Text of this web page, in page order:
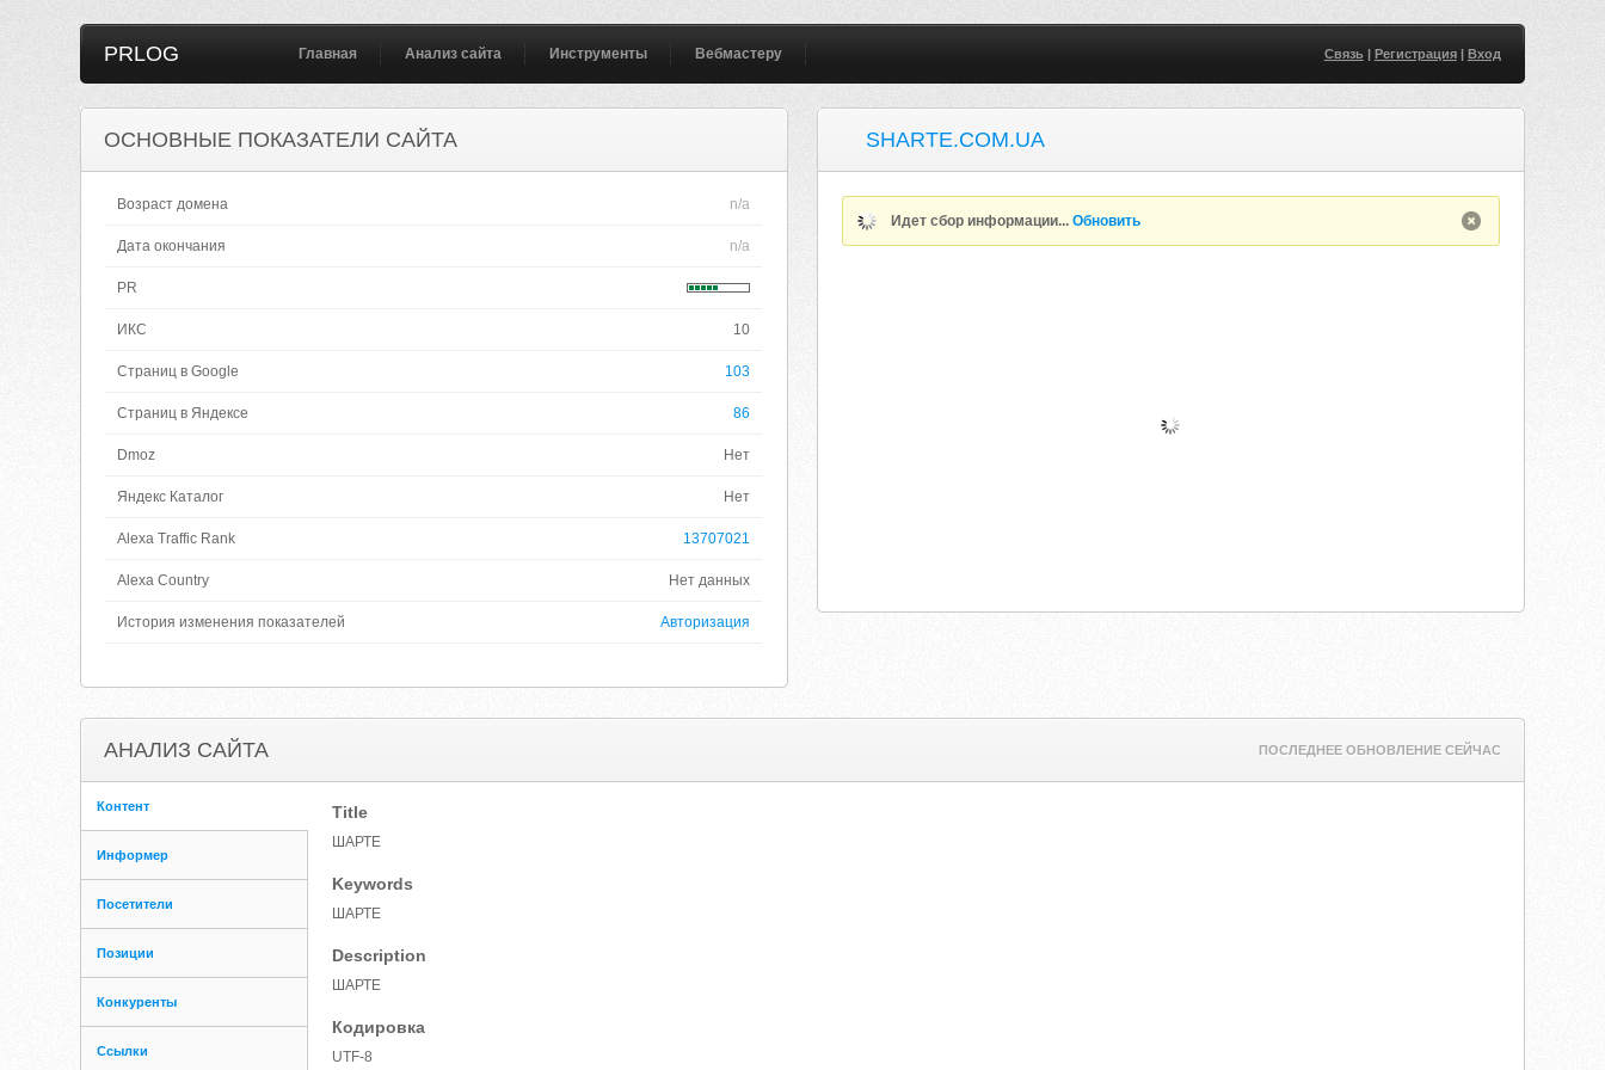
PRLOG Главная Анализ сайта Инструменты Вебмастеру Связь| Регистрация| Вход
ОСНОВНЫЕ ПОКАЗАТЕЛИ САЙТА
Возраст домена n/a
Дата окончания n/a
PR
ИКС 10
Страниц в Google 103
Страниц в Яндексе 86
Dmoz Нет
Яндекс Каталог Нет
Alexa Traffic Rank 13707021
Alexa Country Нет данных
История изменения показателей Авторизация
SHARTE.COM.UA
Идет сбор информации...Обновить
АНАЛИЗ САЙТА ПОСЛЕДНЕЕ ОБНОВЛЕНИЕ СЕЙЧАС
Контент
Информер
Посетители
Позиции
Конкуренты
Ссылки
Title
ШАРТЕ
Keywords
ШАРТЕ
Description
ШАРТЕ
Кодировка
UTF-8